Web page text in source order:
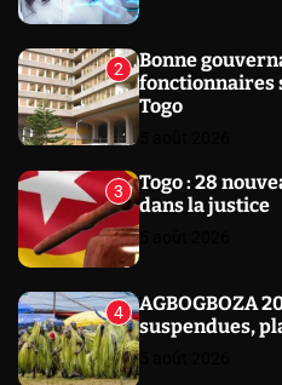
2
Bonne
fonctionnaires
Togo
3
Togo : 28
dans la justice
4
AGBOGBOZA
suspendues,